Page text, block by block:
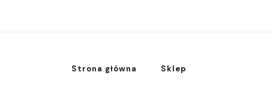
Strona główna Sklep